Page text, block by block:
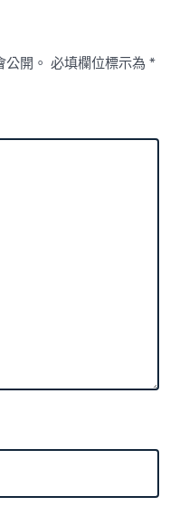
開。 必填欄位標示為*